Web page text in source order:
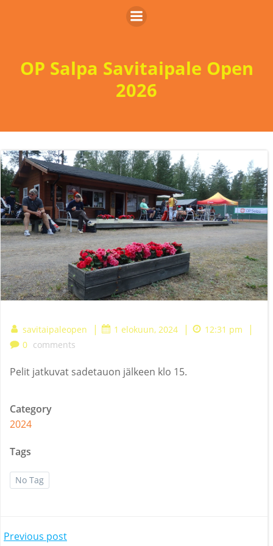
Skip
to
OP Salpa Savitaipale Open
2026
savitaipaleopen | 1 elokuun, 2024 | 12:31 pm |
0 comments
Pelit jatkuvat sadetauon jälkeen klo 15.
Category
2024
Tags
No Tag
Previous post